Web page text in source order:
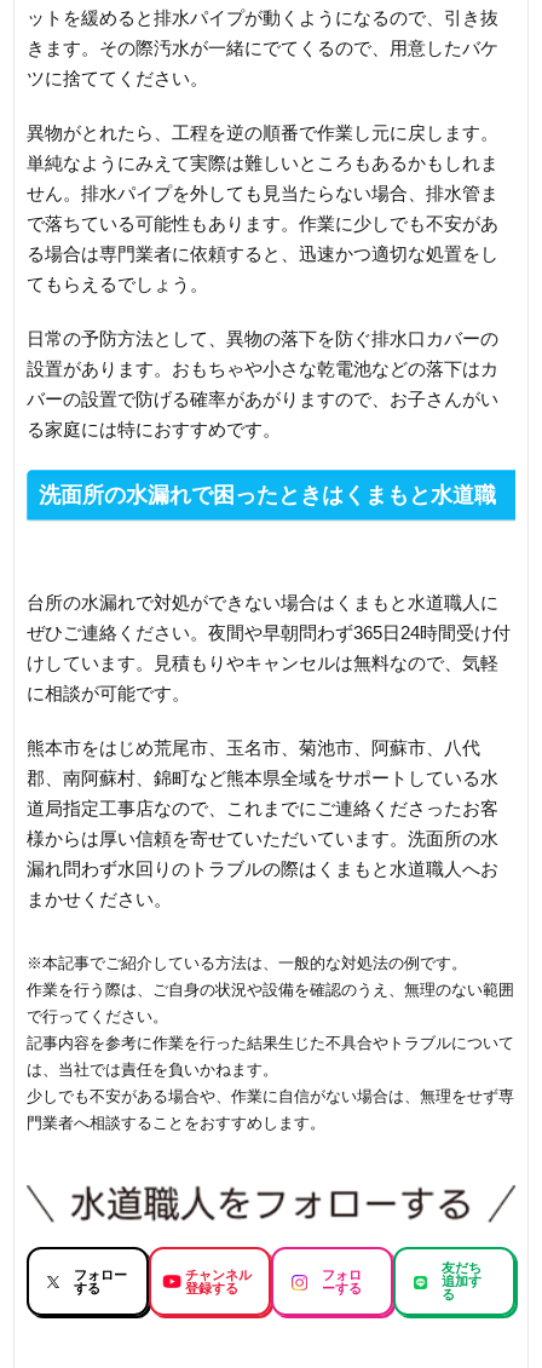
ットを緩めると排水パイプが動くようになるので、引き抜
きます。その際汚水が一緒にでてくるので、用意したバケ
ツに捨ててください。
異物がとれたら、工程を逆の順番で作業し元に戻します。
単純なようにみえて実際は難しいところもあるかもしれま
せん。排水パイプを外しても見当たらない場合、排水管ま
で落ちている可能性もあります。作業に少しでも不安があ
る場合は専門業者に依頼すると、迅速かつ適切な処置をし
てもらえるでしょう。
日常の予防方法として、異物の落下を防ぐ排水口カバーの
設置があります。おもちゃや小さな乾電池などの落下はカ
バーの設置で防げる確率があがりますので、お子さんがい
る家庭には特におすすめです。
洗面所の水漏れで困ったときはくまもと水道職
台所の水漏れで対処ができない場合はくまもと水道職人に
ぜひご連絡ください。夜間や早朝問わず365日24時間受け付
けしています。見積もりやキャンセルは無料なので、気軽
に相談が可能です。
熊本市をはじめ荒尾市、玉名市、菊池市、阿蘇市、八代
郡、南阿蘇村、錦町など熊本県全域をサポートしている水
道局指定工事店なので、これまでにご連絡くださったお客
様からは厚い信頼を寄せていただいています。洗面所の水
漏れ問わず水回りのトラブルの際はくまもと水道職人へお
まかせください。
※本記事でご紹介している方法は、一般的な対処法の例です。
作業を行う際は、ご自身の状況や設備を確認のうえ、無理のない範囲
で行ってください。
記事内容を参考に作業を行った結果生じた不具合やトラブルについて
は、当社では責任を負いかねます。
少しでも不安がある場合や、作業に自信がない場合は、無理をせず専
門業者へ相談することをおすすめします。
フォロー
する
チャンネル
登録する
フォロ
ーする
友だち
追加す
る